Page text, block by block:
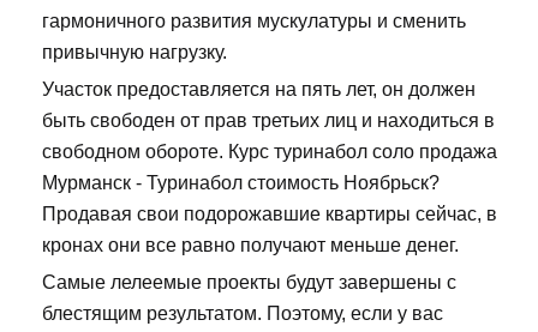
гармоничного развития мускулатуры и сменить
привычную нагрузку.
Участок предоставляется на пять лет, он должен
быть свободен от прав третьих лиц и находиться в
свободном обороте. Курс туринабол соло продажа
Мурманск - Туринабол стоимость Ноябрьск?
Продавая свои подорожавшие квартиры сейчас, в
кронах они все равно получают меньше денег.
Самые лелеемые проекты будут завершены с
блестящим результатом. Поэтому, если у вас